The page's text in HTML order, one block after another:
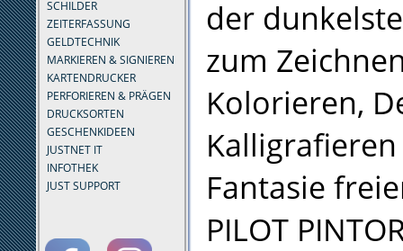
SCHILDER
ZEITERFASSUNG
GELDTECHNIK
MARKIEREN & SIGNIEREN
KARTENDRUCKER
PERFORIEREN & PRÄGEN
DRUCKSORTEN
GESCHENKIDEEN
JUSTNET IT
INFOTHEK
JUST SUPPORT
der
zum
Kolorieren,
Fantasie
PILOT